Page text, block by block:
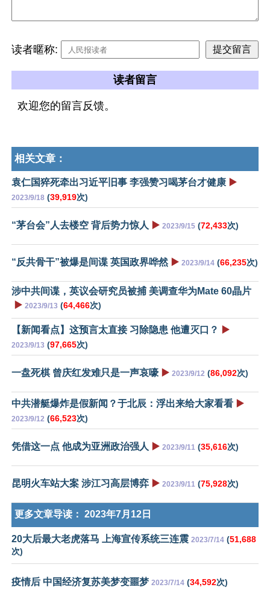
读者暱称:
读者留言
欢迎您的留言反馈。
相关文章：
袁仁国猝死牵出习近平旧事 李强赞习喝茅台才健康 ▶️
2023/9/18 (39,919次)
“茅台会”人去楼空 背后势力惊人 ▶️ 2023/9/15 (72,433次)
“反共骨干”被爆是间谍 英国政界哗然 ▶️ 2023/9/14 (66,235次)
涉中共间谍，英议会研究员被捕 美调查华为Mate 60晶片
▶️ 2023/9/13 (64,466次)
【新闻看点】这预言太直接 习除隐患 他遭灭口？ ▶️
2023/9/13 (97,665次)
一盘死棋 曾庆红发难只是一声哀嚎 ▶️ 2023/9/12 (86,092次)
中共潜艇爆炸是假新闻？于北辰：浮出来给大家看看 ▶️
2023/9/12 (66,523次)
凭借这一点 他成为亚洲政治强人 ▶️ 2023/9/11 (35,616次)
昆明火车站大案 涉江习高层博弈 ▶️ 2023/9/11 (75,928次)
更多文章导读： 2023年7月12日
20大后最大老虎落马 上海宣传系统三连震 2023/7/14 (51,688
次)
疫情后 中国经济复苏美梦变噩梦 2023/7/14 (34,592次)